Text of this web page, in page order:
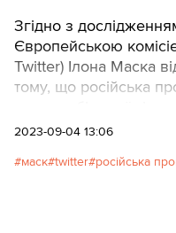
Згідно з
Європейською
Twitter) Ілона Маска
тому, що російська
великої війни.
2023-09-04 13:06
маск twitter російська